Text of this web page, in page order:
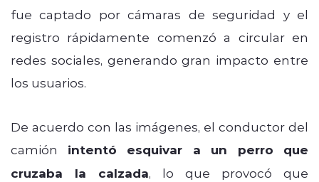
fue captado por cámaras de seguridad y el
registro rápidamente comenzó a circular en
redes sociales, generando gran impacto entre
los usuarios.
De acuerdo con las imágenes, el conductor del
camión intentó esquivar a un perro que
cruzaba la calzada, lo que provocó que